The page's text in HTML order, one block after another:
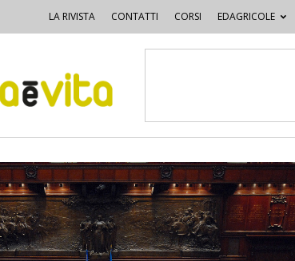
LA RIVISTA CONTATTI CORSI EDAGRICOLE